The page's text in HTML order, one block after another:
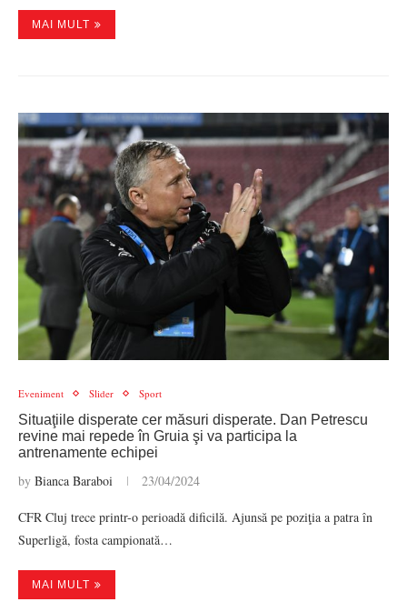
MAI MULT
Eveniment Slider Sport
Situaţiile disperate cer măsuri disperate. Dan Petrescu
revine mai repede în Gruia şi va participa la
antrenamente echipei
by Bianca Baraboi 23/04/2024
CFR Cluj trece printr-o perioadă dificilă. Ajunsă pe poziţia a patra în
Superligă, fosta campionată…
MAI MULT